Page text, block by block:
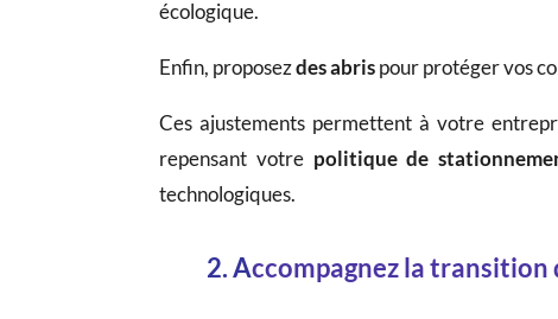
écologique.
Enfin, proposezdes abrispour protéger vos
Ces ajustements permettent à votre
repensant votre politique de
technologiques.
2. Accompagnez la transition